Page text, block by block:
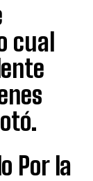
cual
Por la